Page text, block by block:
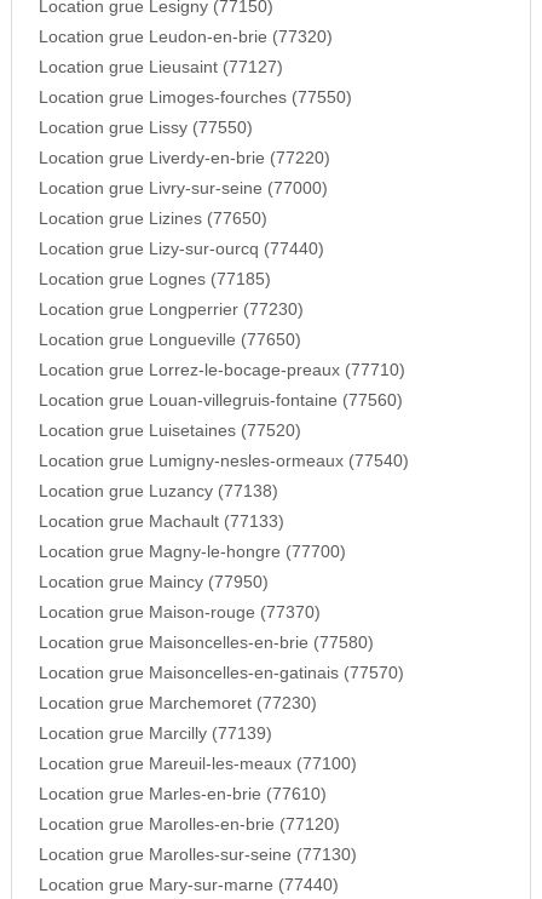
Location grue Lesigny (77150)
Location grue Leudon-en-brie (77320)
Location grue Lieusaint (77127)
Location grue Limoges-fourches (77550)
Location grue Lissy (77550)
Location grue Liverdy-en-brie (77220)
Location grue Livry-sur-seine (77000)
Location grue Lizines (77650)
Location grue Lizy-sur-ourcq (77440)
Location grue Lognes (77185)
Location grue Longperrier (77230)
Location grue Longueville (77650)
Location grue Lorrez-le-bocage-preaux (77710)
Location grue Louan-villegruis-fontaine (77560)
Location grue Luisetaines (77520)
Location grue Lumigny-nesles-ormeaux (77540)
Location grue Luzancy (77138)
Location grue Machault (77133)
Location grue Magny-le-hongre (77700)
Location grue Maincy (77950)
Location grue Maison-rouge (77370)
Location grue Maisoncelles-en-brie (77580)
Location grue Maisoncelles-en-gatinais (77570)
Location grue Marchemoret (77230)
Location grue Marcilly (77139)
Location grue Mareuil-les-meaux (77100)
Location grue Marles-en-brie (77610)
Location grue Marolles-en-brie (77120)
Location grue Marolles-sur-seine (77130)
Location grue Mary-sur-marne (77440)